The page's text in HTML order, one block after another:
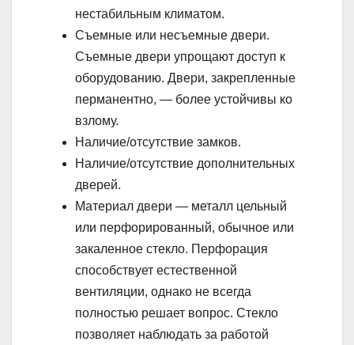
нестабильным климатом.
Съемные или несъемные двери.
Съемные двери упрощают доступ к
оборудованию. Двери, закрепленные
перманентно, — более устойчивы ко
взлому.
Наличие/отсутствие замков.
Наличие/отсутствие дополнительных
дверей.
Материал двери — металл цельный
или перфорированный, обычное или
закаленное стекло. Перфорация
способствует естественной
вентиляции, однако не всегда
полностью решает вопрос. Стекло
позволяет наблюдать за работой